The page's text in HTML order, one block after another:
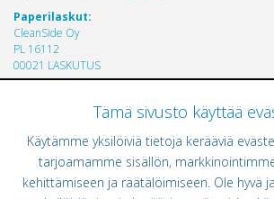
Paperilaskut:
CleanSide Oy
PL 16112
00021 LASKUTUS
Tämä sivusto käyttää
Käytämme yksilöiviä tietoja kerääviä
tarjoamamme sisällön,
kehittämiseen ja räätälöimiseen. Ole hyvä